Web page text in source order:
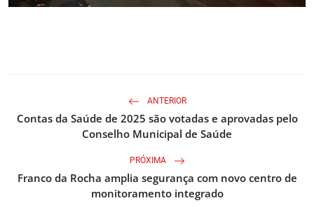
ANTERIOR
Contas da Saúde de 2025 são votadas e aprovadas pelo
Conselho Municipal de Saúde
PRÓXIMA
Franco da Rocha amplia segurança com novo centro de
monitoramento integrado